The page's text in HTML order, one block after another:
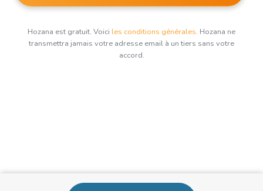
Hozana est gratuit. Voici les conditions générales. Hozana ne
transmettra jamais votre adresse email à un tiers sans votre
accord.